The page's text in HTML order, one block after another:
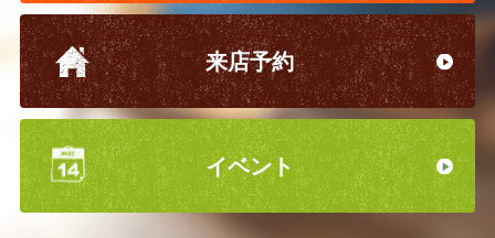
来店予約
イベント